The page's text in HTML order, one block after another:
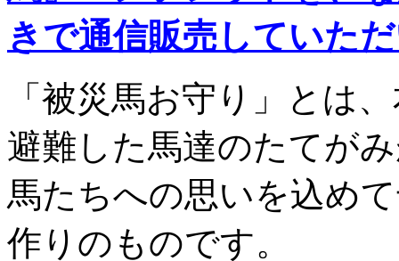
きで通信販売していた
「被災馬お守り」とは
避難した馬達のたてが
馬たちへの思いを込め
作りのものです。